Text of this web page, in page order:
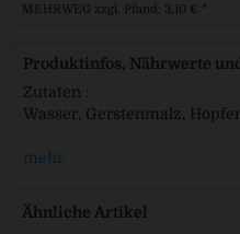
MEHRWEG zzgl. Pfand: 3,10 € *
Produktinfos, Nährwerte
Zutaten :
Wasser, Gerstenmalz,
mehr
Ähnliche Artikel